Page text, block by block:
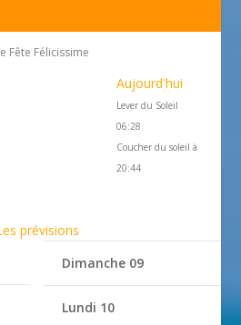
Fête Félicissime
Aujourd'hui
Lever du Soleil
06:28
Coucher du soleil à
20:44
prévisions
Dimanche 09
Lundi 10